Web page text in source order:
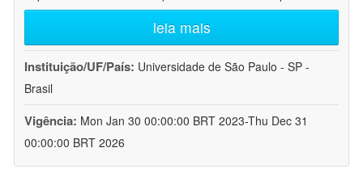
leia mais
Instituição/UF/País: Universidade de São Paulo - SP -
Brasil
Vigência: Mon Jan 30 00:00:00 BRT 2023-Thu Dec 31
00:00:00 BRT 2026